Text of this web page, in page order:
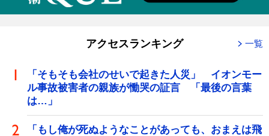
アクセスランキング 一覧
「そもそも会社のせいで起きた人災」 イオンモー
ル事故被害者の親族が慟哭の証言 「最後の言葉
は…」
「もし俺が死ぬようなことがあっても、おまえは飛